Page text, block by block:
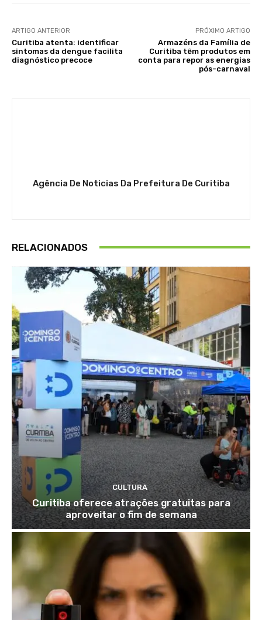
ARTIGO ANTERIOR
Curitiba atenta: identificar
sintomas da dengue facilita
diagnóstico precoce
PRÓXIMO ARTIGO
Armazéns da Família de
Curitiba têm produtos em
conta para repor as energias
pós-carnaval
Agência De Noticias Da Prefeitura De Curitiba
RELACIONADOS
CULTURA
Curitiba oferece atrações gratuitas para
aproveitar o fim de semana